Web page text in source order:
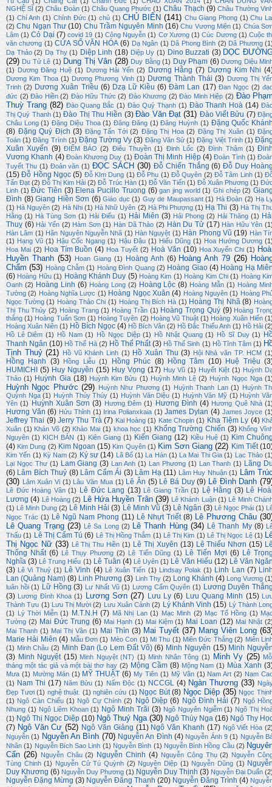
NGHỆ SĨ (2) Châu Đoàn (1) Châu Quang Phước (1) Châu Thạch (9) Châu Thường
(1) Chí Anh (1) Chính Đức (1) chủ (1) CHỦ BIÊN (141) Chu Giang Phong (1) Chu
(2) Chu Ngạn Thư (10) Chu Trầm Nguyên Minh (16) Chu Vương Miện (1) Chúa
Lâm (1) Cỏ Dại (7) covid 19 (1) Công Nguyễn (1) Cơ Xương (1) Cúc Dương (1) Cuộc
văn chương (1) CỬA SỔ VĂN HÓA (6) Dạ Ngân (1) Dã Phong Bình (2) Dã Phương
Dạ Thảo (2) Dạ Thy (1) Diệp Linh (18) Diệp Uy (1) Dino Buzzati (3) DỌC
(29) Du Tử Lê (1) Dung Thị Vân (28) Duy Bằng (1) Duy Phạm (6) Dương Diệu
(1)
Dương Đăng Huệ (1) Dương Hải Yến (2) Dương Hằng (7) Dương Kim Nhi
Dương Kim Thoa (1) Dương Phương Vinh (1) Dương Thành Thái (3) Dương Thị
Trinh (2) Dương Xuân Triều (6) Dzạ Lữ Kiều (6) Đàm Lan (17) Đan Ngọc (2)
đức (2) Đào Hiền (2) Đào Hữu Thức (2) Đào Khương (2) Đào Minh Hiệp (2) Đào
Thuỳ Trang (82) Đào Quang Bắc (1) Đào Quý Thạnh (1) Đào Thanh Hoà (14)
Thị Quý Thanh (1) Đào Thị Thu Hiền (3) Đào Văn Đạt (31) Đào Viết Bửu (7)
Châu Long (1) Đặng Diệu Thoa (1) Đăng Đăng (1) Đăng Huỳnh (1) Đặng Quốc
(8) Đặng Quý Địch (3) Đặng Tấn Tới (2) Đặng Thị Hoa (2) Đặng Thị Xuân (1)
Toán (1) Đăng Trình (1) Đặng Tường Vy (3) Đặng Văn Sử (1) Đặng Việt Trinh (1)
Xuân Xuyến (9) ĐIỂM BÁO (2) Điêu Thuyền (1) Đinh Lốc (2) Đình Thậm (1)
Vương Khanh (4) Đoàn Khương Duy (1) Đoàn Thị Minh Hiệp (4) Đoàn Tình (1)
Tuyết Thu (1) Đoản văn (1) ĐỌC SÁCH (30) Đỗ Chiến Thắng (6) Đỗ Duy
(15) Đỗ Hồng Ngọc (5) Đỗ KIm Dung (1) Đỗ Phu (1) Đỗ Quyên (2) Đỗ Tâm Linh (1)
Tấn Đạt (2) Đỗ Thị Kim Hải (2) Đỗ Trúc Hàn (1) Đỗ Văn Tiến (1) Đỗ Xuân Phương (1)
Linh (1) Đức Tiên (3) Elena Pucillo Truong (6) gan jing world (1) Ghi chép (2)
Đình (8) Giang Hiền Sơn (6) Giáo dục (1) Guy de Maupassant (1) Hà Đoàn (2) Hạ
(1) Hà Nguyên (2) Hà Nhi (1) Hà Nhữ Uyên (2) Hà Phi Phượng (1) Hạ Thi (3) Hà Thị
Hằng (1) Hà Tùng Sơn (1) Hải Điểu (1) Hải Miên (3) Hải Phong (2) Hải Thăng (1)
Thuỵ (6) Hải Yến (2) Hàm Sơn (1) Hàn Dã Thảo (2) Hàn Du Tử (17) Hàn Hữu Yên
Hàn Lâm (1) Hãn Nguyên Nguyễn Nhã (1) Hàn Nguyệt (1) Hàn Phong Vũ (19) Hàn
(1) Hạng Vũ (1) Hậu Cốc Ngang (1) Hậu Đậu (1) Hiếu Dũng (1) Hoa Hướng Dương
Hoa Mai (2) Hoa Tím Buồn (4) Hoa Tuyết (2) Hoà Văn (10) Hoa Xuyến Chi (1)
Huyền Thanh (53) Hoan Giang (1) Hoàng Anh (6) Hoàng Anh 79 (26)
Chẩm (53) Hoàng Chẫm (1) Hoàng Đình Quang (2) Hoàng Giao (4) Hoàng Hạ
(6) Hoàng Hữu (1) Hoàng Khánh Duy (5) Hoàng Kim (1) Hoàng Kim Chi (1) Hoàng
Oanh (2) Hoàng Linh (6) Hoàng Long (2) Hoàng Lộc (8) Hoàng Mẫn (1) Hoàng
Tường (2) Hoàng Nghĩa Lược (1) Hoàng Ngọc Xuân (4) Hoàng Nguyên (1) Hoàng
Ngọc Tường (1) Hoàng Thảo Chi (1) Hoàng Thị Bích Hà (1) Hoàng Thị Nhã (8)
Thị Thu Thủy (2) Hoàng Trang (1) Hoàng Trần (1) Hoàng Trọng Quý (9) Hoàng
thắng (1) Hoàng Tuấn Sơn (1) Hoàng Tuyên (2) Hoàng Vũ Thuật (1) Hoàng Xuân Hiến
Hoàng Xuân Niên (1) Hồ Bích Ngọc (4) Hồ Bích Vân (2) Hồ Đắc Thiếu Anh (1) Hồ Hải
Hồ Lê Diêm (1) Hồ Nam (1) Hồ Ngọc Diệp (1) Hồ Nhật Quang (1) Hồ Sĩ Duy (1)
Thanh Ngân (10) Hồ Thế Hà (2) Hồ Thế Phất (3) Hồ Thế Sinh (1) Hồ Tĩnh Tâm (1)
Tịnh Thuỷ (21) Hồ Vũ Khánh Linh (1) Hồ Xuân Thu (3) Hội Nhà văn TP. HCM
Hồng Hạnh (3) Hồng Liễu (1) Hồng Phúc (8) Hồng Tâm (10) Huệ Triệu
HUMICHI (5) Huy Nguyên (15) Huy Vọng (17) Huy Vũ (1) Huyết Kiệt (1) Huỳnh
Thảo (1) Huỳnh Gia (18) Huỳnh Kim Bửu (1) Huỳnh Minh Lệ (2) Huỳnh Ngọc Nga
Huỳnh Ngọc Phước (29) Huỳnh Như Phương (1) Huỳnh Thanh Lan (1)
Huỳnh
Quỳnh Nga (1) Huỳnh Thúy Thúy (1) Huỳnh Văn Diệu (1) Huỳnh Văn Mỹ (1) Huỳnh
Yên (1) Huỳnh Xuân Sơn (3) Hương Đêm (1) Hương Đình (4) Hương Quê Nhà
Hương Văn (6) Hửu Thỉnh (1) Irina Polianxkaia (1) James Dylan (4) James Joyce
Jeffrey Thai (9) Jerry Thu Trà (7) Kai Hoàng (1) Kate Chopin (1) Kha Tiệm Ly (4)
Xuân (1) Khán Võ (2) Khảo Mai (1) khoa học (1) Khổng Trường Chiến (3) Khổng
Nguyên (1) KỊCH BẢN (1) Kiên Giang (1) Kiến Giang (12) Kiều Huệ (1) Kim
(4) Kim Dung (2) Kim Ngoan (15) Kim Quyên (1) Kim Sơn Giang (22) Kim Tiết
Kim Yến (1) Kỳ Nam (2) Ký sự (14) Lã Bố (1) La Hán (1) La Mai Thi Gia (1) Lạc Thảo
Lại Ngọc Thư (1) Lam Giang (3) Lan Anh (1) Lan Phương (1) Lan Thanh (1) Lãng
(6) Lâm Bích Thuỷ (8) Lâm Cẩm Ái (3) Lâm Hạ (11) Lâm Huy Nhuận (1) Lâm
(30) Lâm Xuân Vi (1) Lâu Văn Mua (1) Lê Ân (5) Lê Bá Duy (9) Lê Đình Danh
Lê Đức Hoàng Vân (1) Lê Đức Lang (13) Lê Giang Trần (1) Lệ Hằng (3) Lê
Lương (4) Lê Hoàng (2) Lê Hứa Huyền Trân (39) Lê Khánh Luận (1) Lê Minh
(1) Lê Minh Dung (2) Lê Minh Hải (3) Lê Minh Vũ (3) Lê Ngân (3) Lê Ngọc Phái (1)
Ngọc Trác (1) Lê Ngũ Nam Phong (11) Lê Nhựt Triết (8) Lê Phương Châu
Lê Quang Trạng (23) Lê Sa Long (2) Lê Thanh Hùng (34) Lê Thanh My (8)
Thấu (1) Lê Thị Cẩm Tú (6) Lê Thị Hồng Thắm (1) Lê Thị Kim (1) Lê Thị Ngọc Lệ (1)
Thị Ngọc Nữ (33) Lê Thị Thu Hiền (1) Lê Thị Xuyên (13) Lê Thiếu Nhơn (15)
Thống Nhất (6) Lê Thụy Phương (2) Lê Tiến Dũng (1) Lê Tiến Mợi (6) Lê
Nghĩa (3) Lê Trung Hiếu (1) Lê Tuân (4) Lê Uyên (1) Lê Văn Hiếu (12) Lê Văn
(3) Lê Vi Thuỷ (1) Lê Vinh (4) Lê Xuân Tiến (1) Lindsay Polak (1) Linh Lan (7)
Lan (Quảng Nam) (8) Linh Phương (3) Linh Thy (2) Long Khánh (4) Long Vương
luân hồi (1) Lữ Hồng (3) Lư Nhất Vũ (1) Lương Cẩm Quyên (1) Lương Duyên
(3) Lương Đình Khoa (1) Lương Sơn (27) Lưu Ly (6) Lưu Quang Minh (15)
Thành Tựu (1) Lưu Thị Mười (2) Lưu Xuân Cảnh (2) Lý Khánh Vinh (15) Lý Thành
(1)
Lý Thời Miễn (1) M.T.N.H (7) Mã Nhị Lan (1) Mạc Minh (2) Mạc Tố Hồng (1)
Tường (2) Mai Đức Trung (6) Mai Hạnh (1) Mai Kiệm (1) Mai Loan (12) Mai Nhật
Mai Thanh (1) Mai Thị Vân (1) Mai Thìn (3) Mai Tuyết (37) Mang Viên Long
Marie Hải Miên (4) Mẫu Đơn (1) Mèo Con (1) Mi Thu (1) Miên Đức Thắng (2) Miên
(1) Minh Châu (2) Minh Đan (Lọ Lem Đất Võ) (6) Minh Nguyên (15) Minh
(3) Minh Nguyệt (15) Minh Nguyệt (NT) (1) Minh Nhân Tông (1) Minh Vy (25)
tháng một tác giả và một bài thơ hay (2) Mộng Cầm (8) Mộng Nam (1) Mùa Xanh
Mưa (1) Mường Mán (1) MỸ THUẬT (6) My Tiên (1) Mỹ Vân (1) Nam Art (2) Nam
(1) Nam Thi (17) Năm Bửu (1) Nấm Độc (1) NCCGL (4) Ngàn Thương (33)
Đẹp Tươi (1) nghệ thuật. (1) nghiên cứu (1) Ngọc Bút (8) Ngọc Diệp (35) Ngọc
(1) Ngô Càn Chiểu (1) Ngô Cự Chính (2) Ngô Diệp (6) Ngô Đình Hải (7) Ngô
Nhung (1) Ngô Liêm Khoan (1) Ngô Minh Trãi (3) Ngô Nguyên Ngiễm (1) Ngô Thị
(1) Ngô Thị Ngọc Diệp (10) Ngô Thuý Nga (30) Ngô Thúy Nga (16) Ngô Thy
(7) Ngô Văn Cư (52) Ngô Văn Giảng (11) Ngô Văn Khanh (17) Ngô Viết Hòa
Nguyễn (1) Nguyễn An Bình (70) Nguyễn An Đình (4) Nguyễn Ánh 9 (1) Nguyễn
Nhân (1) Nguyễn Bích Sao Linh (1) Nguyễn Bình (1) Nguyễn Bính Hồng Cầu (2)
Cẩn (26) Nguyễn Châu (2) Nguyễn Chinh (4) Nguyễn Công Thụ (2) Nguyễn
Tùng Chinh (1) Nguyễn Cử Tú Quỳnh (2) Nguyên Diệp (1) Nguyễn Dũng (1)
Duy Khương (6) Nguyễn Duy Phương (1) Nguyễn Duy Thịnh (3) Nguyễn Đại Duẩn
Nguyễn Đặng Mừng (3) Nguyễn Đăng Thanh (20) Nguyễn Đăng Trình (4)